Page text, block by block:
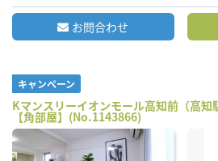
お問合わせ
キャンペーン
Kマンスリーイオンモール高知前（高知
【角部屋】(No.1143866)